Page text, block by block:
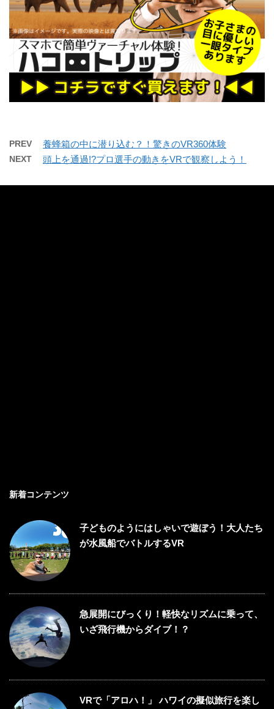
PREV 養蜂箱の中に潜り込む？！驚きのVR360体験
NEXT 頭上を通過!?プロ選手の動きをVRで観察しよう！
新着コンテンツ
子どものようにはしゃいで遊ぼう！大人たち
が水風船でバトルするVR
急展開にびっくり！軽快なリズムに乗って、
いざ飛行機からダイブ！？
VRで「アロハ！」 ハワイの擬似旅行を楽し